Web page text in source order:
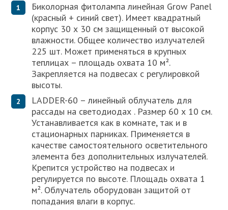
Биколорная фитолампа линейная Grow Panel
(красный + синий свет). Имеет квадратный
корпус 30 х 30 см защищенный от высокой
влажности. Общее количество излучателей
225 шт. Может применяться в крупных
теплицах – площадь охвата 10 м².
Закрепляется на подвесах с регулировкой
высоты.
LADDER-60 – линейный облучатель для
рассады на светодиодах . Размер 60 х 10 см.
Устанавливается как в комнате, так и в
стационарных парниках. Применяется в
качестве самостоятельного осветительного
элемента без дополнительных излучателей.
Крепится устройство на подвесах и
регулируется по высоте. Площадь охвата 1
м². Облучатель оборудован защитой от
попадания влаги в корпус.